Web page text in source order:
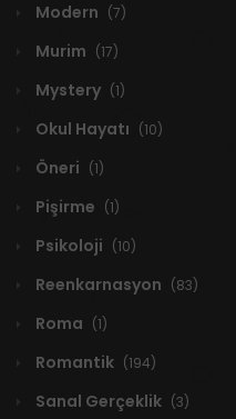
Modern (7)
Murim (17)
Mystery (1)
Okul Hayatı (10)
Öneri (1)
Pişirme (1)
Psikoloji (10)
Reenkarnasyon (83)
Roma (1)
Romantik (194)
Sanal Gerçeklik (3)